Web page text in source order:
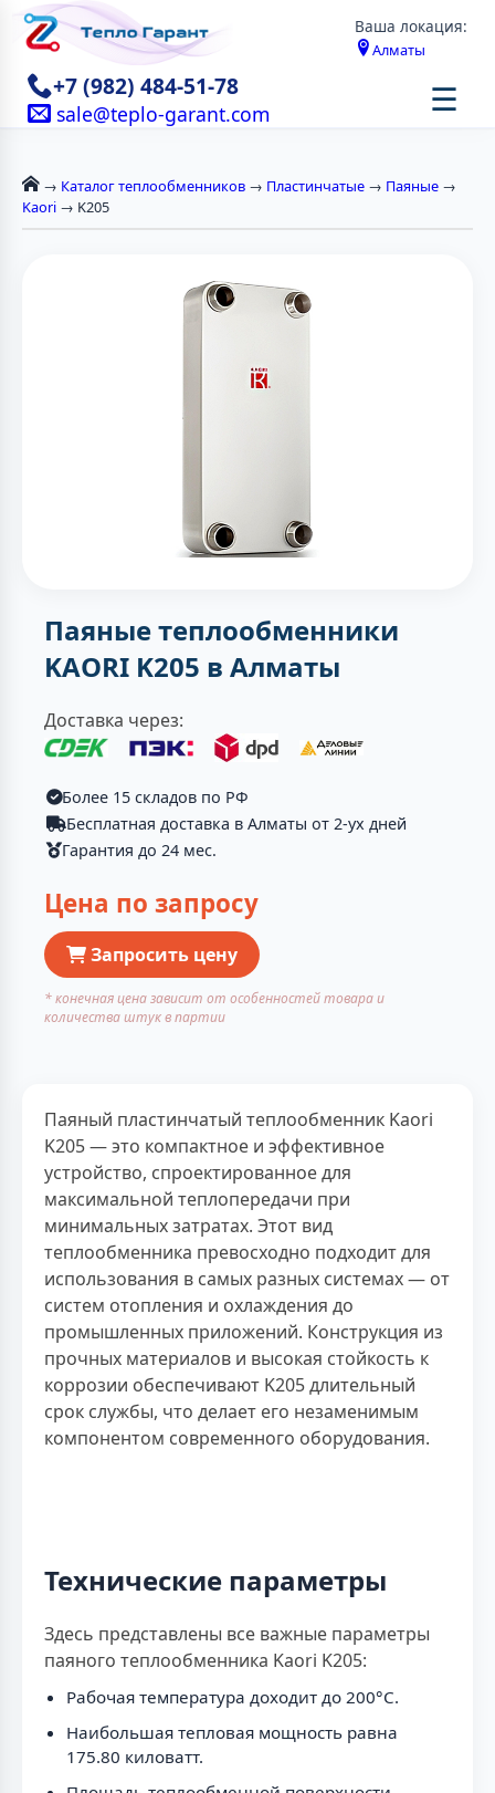
Ваша локация:
Алматы
+7 (982) 484-51-78
sale@teplo-garant.com ☰
→ Каталог теплообменников → Пластинчатые → Паяные →
Kaori → K205
Паяные теплообменники
KAORI K205 в Алматы
Доставка через:
Более 15 складов по РФ
Бесплатная доставка в Алматы от 2-ух дней
Гарантия до 24 мес.
Цена по запросу
Запросить цену
* конечная цена зависит от особенностей товара и
количества штук в партии
Паяный пластинчатый теплообменник Kaori
K205 — это компактное и эффективное
устройство, спроектированное для
максимальной теплопередачи при
минимальных затратах. Этот вид
теплообменника превосходно подходит для
использования в самых разных системах — от
систем отопления и охлаждения до
промышленных приложений. Конструкция из
прочных материалов и высокая стойкость к
коррозии обеспечивают K205 длительный
срок службы, что делает его незаменимым
компонентом современного оборудования.
Технические параметры
Здесь представлены все важные параметры
паяного теплообменника Kaori K205:
Рабочая температура доходит до 200°C.
Наибольшая тепловая мощность равна
175.80 киловатт.